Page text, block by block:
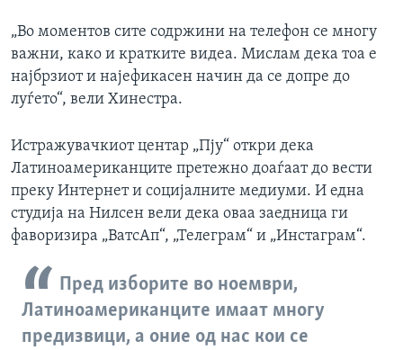
„Во моментов сите содржини на телефон се многу
важни, како и кратките видеа. Мислам дека тоа е
најбрзиот и најефикасен начин да се допре до
луѓето“, вели Хинестра.
Истражувачкиот центар „Пју“ откри дека
Латиноамериканците претежно доаѓаат до вести
преку Интернет и социјалните медиуми. И една
студија на Нилсен вели дека оваа заедница ги
фаворизира „ВатсАп“, „Телеграм“ и „Инстаграм“.
Пред изборите во ноември,
Латиноамериканците имаат многу
предизвици, а оние од нас кои се